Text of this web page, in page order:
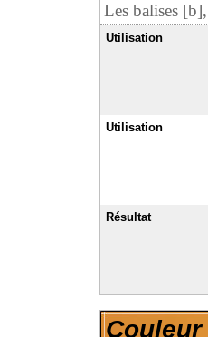
Les balises
Utilisation
Utilisation
Résultat
Couleur